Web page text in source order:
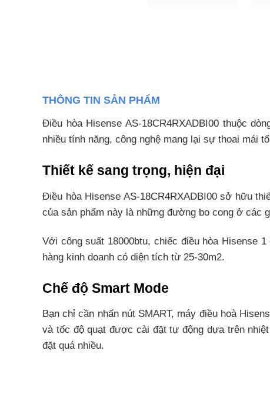
THÔNG TIN SẢN PHẨM
Điều hòa Hisense AS-18CR4RXADBI00 thuộc
nhiều tính năng, công nghệ mang lại sự thoai mái
Thiết kế sang trọng, hiện đại
Điều hòa Hisense AS-18CR4RXADBI00 sở hữu
của sản phẩm này là những đường bo cong ở các
Với công suất 18000btu, chiếc điều hòa Hisense
hàng kinh doanh có diện tích từ 25-30m2.
Chế độ Smart Mode
Bạn chỉ cần nhấn nút SMART, máy điều hoà
và tốc độ quạt được cài đặt tự động dựa trên
đặt quá nhiều.